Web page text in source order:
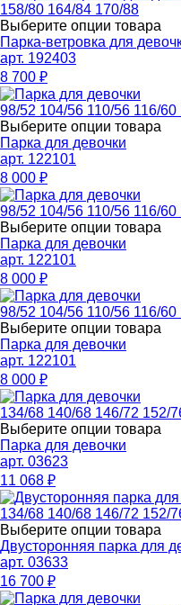
158/80 164/84 170/88
Выберите опции товара
Парка-ветровка для
арт. 192403
8 700 ₽
98/52 104/56 110/56 116/60
Выберите опции товара
Парка для девочки
арт. 122101
8 000 ₽
98/52 104/56 110/56 116/60
Выберите опции товара
Парка для девочки
арт. 122101
8 000 ₽
98/52 104/56 110/56 116/60
Выберите опции товара
Парка для девочки
арт. 122101
8 000 ₽
134/68 140/68 146/72 152/
Выберите опции товара
Парка для девочки
арт. 03623
11 068 ₽
134/68 140/68 146/72 152/
Выберите опции товара
Двусторонняя парка для
арт. 03633
16 700 ₽